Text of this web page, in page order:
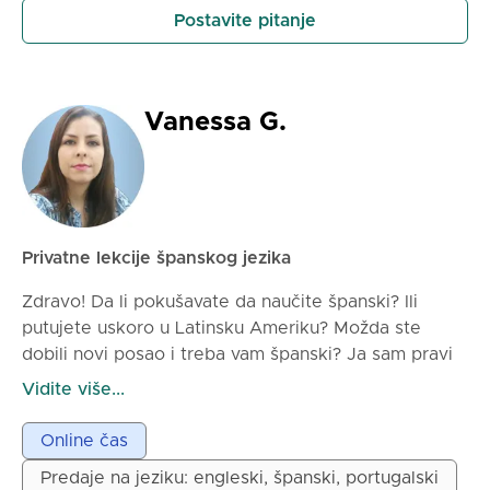
u angažovan i korisno iskustvo gde možete videti
Postavite pitanje
Vanessa G.
Privatne lekcije španskog jezika
Zdravo! Da li pokušavate da naučite španski? Ili
putujete uskoro u Latinsku Ameriku? Možda ste
dobili novi posao i treba vam španski? Ja sam pravi
učitelj da vas naučim španski. Nećete se dosaditi. To
Vidite više...
Online čas
Predaje na jeziku: engleski, španski, portugalski